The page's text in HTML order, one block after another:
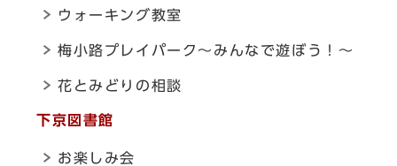
ウォーキング教室
梅小路プレイパーク～みんなで遊ぼう！～
花とみどりの相談
下京図書館
お楽しみ会